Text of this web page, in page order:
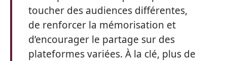
toucher des audiences différentes,
de renforcer la mémorisation et
d’encourager le partage sur des
plateformes variées. À la clé, plus de